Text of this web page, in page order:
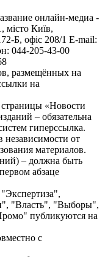
онлайн-медиа -
місто Київ,
Б, офіс 208/1 E-mail:
044-205-43-00
размещённых на
на
«Новости
– обязательна
гиперссылка.
от
материалов.
– должна быть
абзаце
"Власть", "Выборы",
публикуются на
с